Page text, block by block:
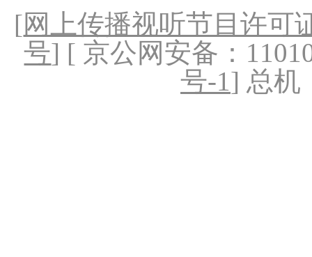
[网上传播视听节目许可
号] [ 京公网安备：
号-1] 总机